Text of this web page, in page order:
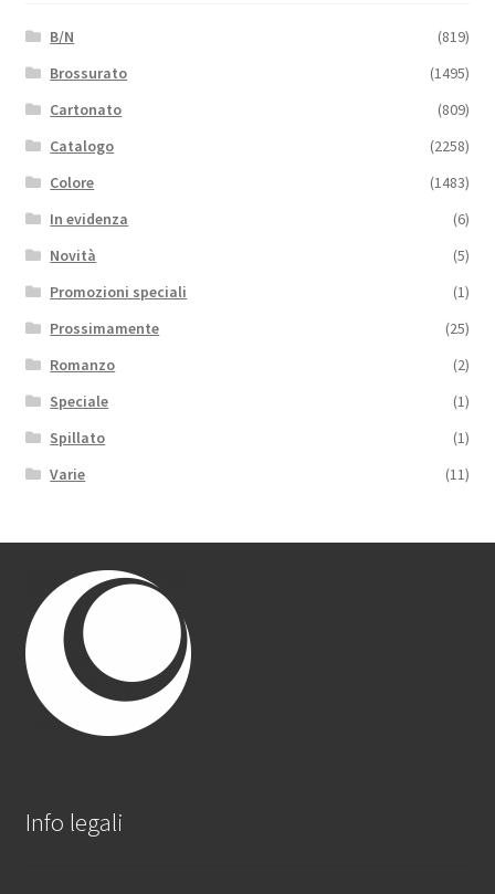
B/N
(819)
Brossurato
(1495)
Cartonato
(809)
Catalogo
(2258)
Colore
(1483)
In evidenza
(6)
Novità
(5)
Promozioni speciali
(1)
Prossimamente
(25)
Romanzo
(2)
Speciale
(1)
Spillato
(1)
Varie
(11)
Info legali